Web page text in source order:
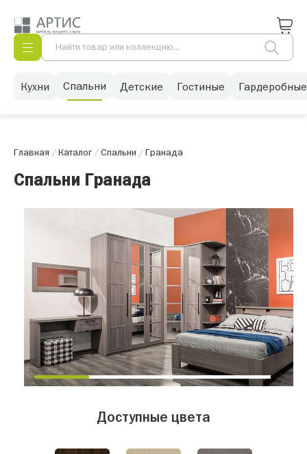
Кухни Спальни Детские Гостиные Гардеробные
Главная /Каталог/Спальни /Гранада
Спальни Гранада
Доступные цвета